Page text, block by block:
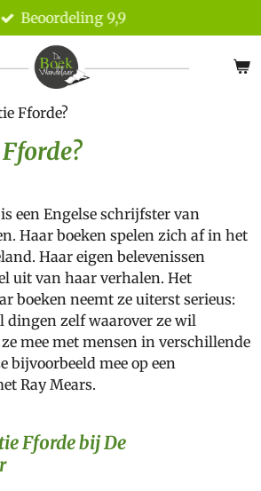
Beoordeling 9,9
Fforde?
is een Engelse schrijfster van
Haar boeken spelen zich af in het
Haar eigen belevenissen
uit van haar verhalen. Het
boeken neemt ze uiterst serieus:
dingen zelf waarover ze wil
mee met mensen in verschillende
bijvoorbeeld mee op een
Ray Mears.
Fforde bij De